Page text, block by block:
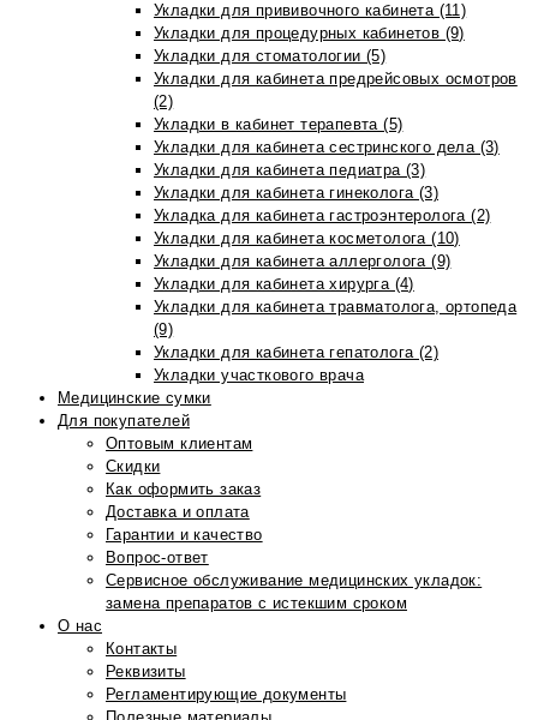
Укладки для прививочного кабинета (11)
Укладки для процедурных кабинетов (9)
Укладки для стоматологии (5)
Укладки для кабинета предрейсовых осмотров
(2)
Укладки в кабинет терапевта (5)
Укладки для кабинета сестринского дела (3)
Укладки для кабинета педиатра (3)
Укладки для кабинета гинеколога (3)
Укладка для кабинета гастроэнтеролога (2)
Укладки для кабинета косметолога (10)
Укладки для кабинета аллерголога (9)
Укладки для кабинета хирурга (4)
Укладки для кабинета травматолога, ортопеда
(9)
Укладки для кабинета гепатолога (2)
Укладки участкового врача
Медицинские сумки
Для покупателей
Оптовым клиентам
Скидки
Как оформить заказ
Доставка и оплата
Гарантии и качество
Вопрос-ответ
Сервисное обслуживание медицинских укладок:
замена препаратов с истекшим сроком
О нас
Контакты
Реквизиты
Регламентирующие документы